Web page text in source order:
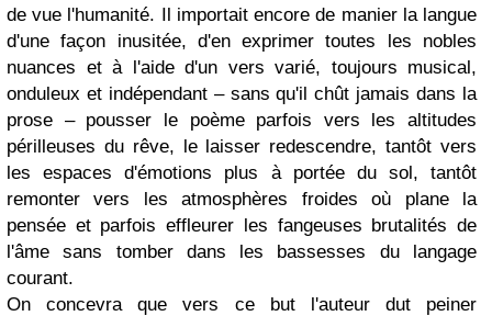
de vue l'humanité. Il importait encore de manier la langue
d'une façon inusitée, d'en exprimer toutes les nobles
nuances et à l'aide d'un vers varié, toujours musical,
onduleux et indépendant – sans qu'il chût jamais dans la
prose – pousser le poème parfois vers les altitudes
périlleuses du rêve, le laisser redescendre, tantôt vers
les espaces d'émotions plus à portée du sol, tantôt
remonter vers les atmosphères froides où plane la
pensée et parfois effleurer les fangeuses brutalités de
l'âme sans tomber dans les bassesses du langage
courant.
On concevra que vers ce but l'auteur dut peiner